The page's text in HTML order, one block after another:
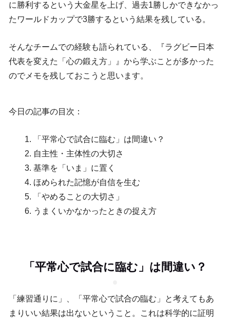
に勝利するという大金星を上げ、過去1勝しかできなかっ
たワールドカップで3勝するという結果を残している。
そんなチームでの経験も語られている、『ラグビー日本
代表を変えた「心の鍛え方」』から学ぶことが多かった
のでメモを残しておこうと思います。
今日の記事の目次：
「平常心で試合に臨む」は間違い？
自主性・主体性の大切さ
基準を「いま」に置く
ほめられた記憶が自信を生む
「やめることの大切さ」
うまくいかなかったときの捉え方
「平常心で試合に臨む」は間違い？
「練習通りに」、「平常心で試合の臨む」と考えてもあ
まりいい結果は出ないということ。これは科学的に証明